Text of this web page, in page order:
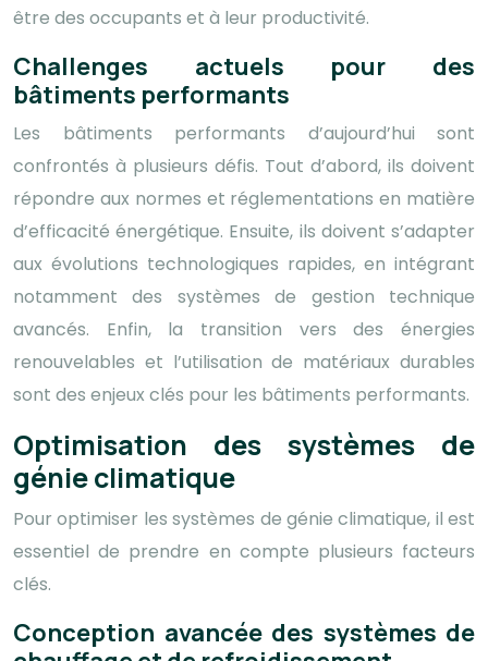
être des occupants et à leur productivité.
Challenges actuels pour des
bâtiments performants
Les bâtiments performants d’aujourd’hui sont
confrontés à plusieurs défis. Tout d’abord, ils doivent
répondre aux normes et réglementations en matière
d’efficacité énergétique. Ensuite, ils doivent s’adapter
aux évolutions technologiques rapides, en intégrant
notamment des systèmes de gestion technique
avancés. Enfin, la transition vers des énergies
renouvelables et l’utilisation de matériaux durables
sont des enjeux clés pour les bâtiments performants.
Optimisation des systèmes de
génie climatique
Pour optimiser les systèmes de génie climatique, il est
essentiel de prendre en compte plusieurs facteurs
clés.
Conception avancée des systèmes de